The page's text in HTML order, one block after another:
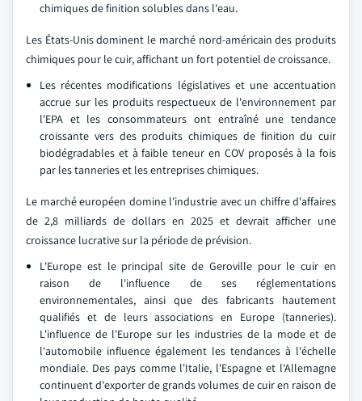
chimiques de finition solubles dans l'eau.
Les États-Unis dominent le marché nord-américain des produits
chimiques pour le cuir, affichant un fort potentiel de croissance.
Les récentes modifications législatives et une accentuation
accrue sur les produits respectueux de l'environnement par
l'EPA et les consommateurs ont entraîné une tendance
croissante vers des produits chimiques de finition du cuir
biodégradables et à faible teneur en COV proposés à la fois
par les tanneries et les entreprises chimiques.
Le marché européen domine l'industrie avec un chiffre d'affaires
de 2,8 milliards de dollars en 2025 et devrait afficher une
croissance lucrative sur la période de prévision.
L'Europe est le principal site de Geroville pour le cuir en
raison de l'influence de ses réglementations
environnementales, ainsi que des fabricants hautement
qualifiés et de leurs associations en Europe (tanneries).
L'influence de l'Europe sur les industries de la mode et de
l'automobile influence également les tendances à l'échelle
mondiale. Des pays comme l'Italie, l'Espagne et l'Allemagne
continuent d'exporter de grands volumes de cuir en raison de